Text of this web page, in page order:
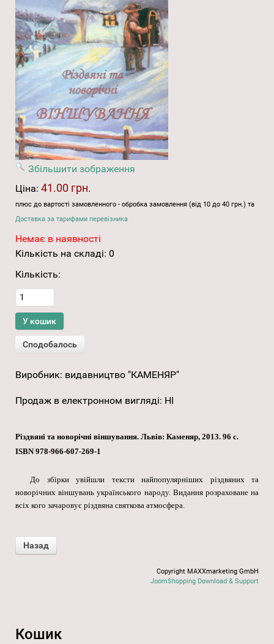
Збільшити зображення
Ціна: 41.00 грн.
плюс до вартості замовленного - обробка замовлення (від 10 до 40 грн.) та
Доставка за тарифами перевізника
Немає в наявності
Кількість на складі: 0
Кількість:
Виробник: видавництво "КАМЕНЯР"
Продаж в електронном вигляді: НІ
Різдвяні та новорічні віншування. Львів: Каменяр, 2013. 96 с.
ISBN 978-966-607-269-1
До збірки увійшли тексти найпопулярніших різдвяних та
новорічних віншувань українського народу. Видання розраховане на
всіх кого зачаровує різдвяна святкова атмосфера.
Copyright MAXXmarketing GmbH
JoomShopping Download & Support
Кошик